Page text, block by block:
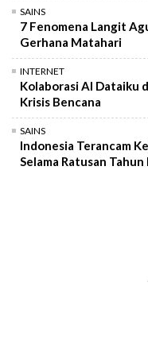
SAINS
7 Fenomena Langit
Gerhana Matahari
INTERNET
Kolaborasi AI Dataiku
Krisis Bencana
SAINS
Indonesia Terancam
Selama Ratusan